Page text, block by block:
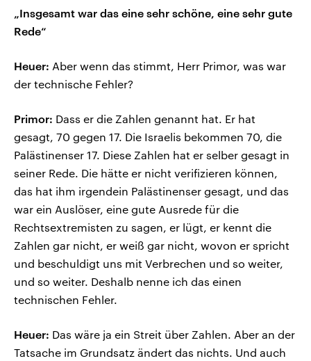
„Insgesamt war das eine sehr schöne, eine sehr gute
Rede“
Heuer: Aber wenn das stimmt, Herr Primor, was war
der technische Fehler?
Primor: Dass er die Zahlen genannt hat. Er hat
gesagt, 70 gegen 17. Die Israelis bekommen 70, die
Palästinenser 17. Diese Zahlen hat er selber gesagt in
seiner Rede. Die hätte er nicht verifizieren können,
das hat ihm irgendein Palästinenser gesagt, und das
war ein Auslöser, eine gute Ausrede für die
Rechtsextremisten zu sagen, er lügt, er kennt die
Zahlen gar nicht, er weiß gar nicht, wovon er spricht
und beschuldigt uns mit Verbrechen und so weiter,
und so weiter. Deshalb nenne ich das einen
technischen Fehler.
Heuer: Das wäre ja ein Streit über Zahlen. Aber an der
Tatsache im Grundsatz ändert das nichts. Und auch